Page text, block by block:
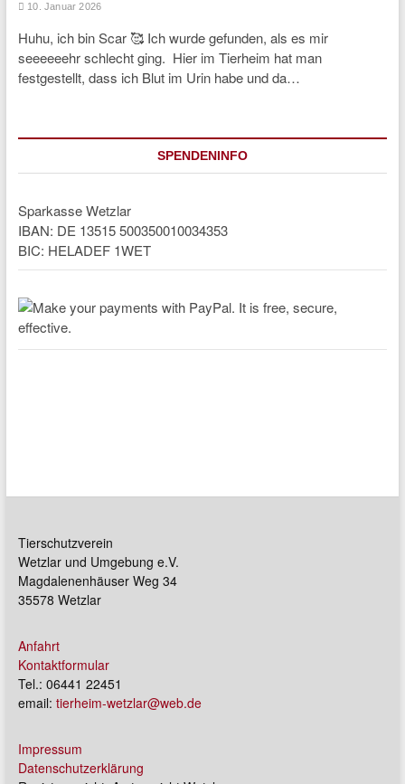
10. Januar 2026
Huhu, ich bin Scar 🥰 Ich wurde gefunden, als es mir
seeeeeehr schlecht ging. Hier im Tierheim hat man
festgestellt, dass ich Blut im Urin habe und da…
SPENDENINFO
Sparkasse Wetzlar
IBAN: DE 13515 500350010034353
BIC: HELADEF 1WET
Tierschutzverein
Wetzlar und Umgebung e.V.
Magdalenenhäuser Weg 34
35578 Wetzlar
Anfahrt
Kontaktformular
Tel.: 06441 22451
email: tierheim-wetzlar@web.de
Impressum
Datenschutzerklärung